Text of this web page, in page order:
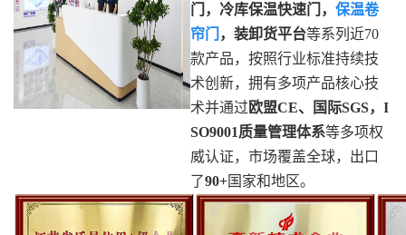
门，冷库保温快速门， 保温卷
帘门
，装卸货平台等系列近70
款产品，按照行业标准持续技
术创新，拥有多项产品核心技
术并通过 欧盟CE、国际SGS，I
SO9001质量管理体系等多项权
威认证，市场覆盖全球，出口
了90+国家和地区。